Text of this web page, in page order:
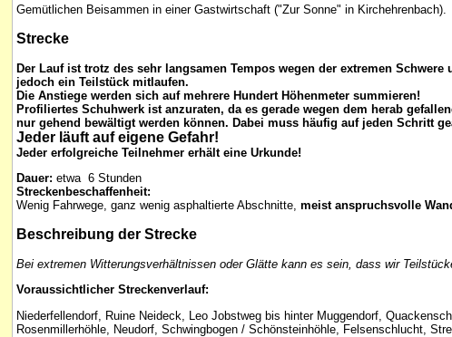
Gemütlichen Beisammen in einer Gastwirtschaft ("Zur Sonne" in Kirchehrenbach).
Strecke
Der Lauf ist trotz des sehr langsamen Tempos wegen der extremen
jedoch ein Teilstück mitlaufen.
Die Anstiege werden sich auf mehrere Hundert Höhenmeter summieren!
Profiliertes Schuhwerk ist anzuraten, da es gerade wegen dem herab
nur gehend bewältigt werden können. Dabei muss häufig auf jeden Schritt
Jeder läuft auf eigene Gefahr!
Jeder erfolgreiche Teilnehmer erhält eine Urkunde!
Dauer: etwa 6 Stunden
Streckenbeschaffenheit:
Wenig Fahrwege, ganz wenig asphaltierte Abschnitte, meist anspruchsvolle
Beschreibung der Strecke
Bei extremen Witterungsverhältnissen oder Glätte kann es sein, dass wir
Voraussichtlicher Streckenverlauf:
Niederfellendorf, Ruine Neideck, Leo Jobstweg bis hinter Muggendorf,
Rosenmillerhöhle, Neudorf, Schwingbogen / Schönsteinhöhle, Felsenschlucht,